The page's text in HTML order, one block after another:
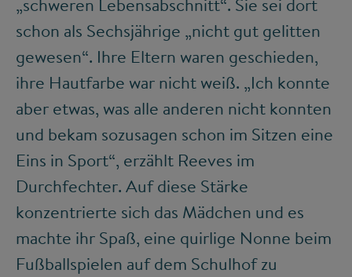
„schweren Lebensabschnitt“. Sie sei dort
schon als Sechsjährige „nicht gut gelitten
gewesen“. Ihre Eltern waren geschieden,
ihre Hautfarbe war nicht weiß. „Ich konnte
aber etwas, was alle anderen nicht konnten
und bekam sozusagen schon im Sitzen eine
Eins in Sport“, erzählt Reeves im
Durchfechter. Auf diese Stärke
konzentrierte sich das Mädchen und es
machte ihr Spaß, eine quirlige Nonne beim
Fußballspielen auf dem Schulhof zu